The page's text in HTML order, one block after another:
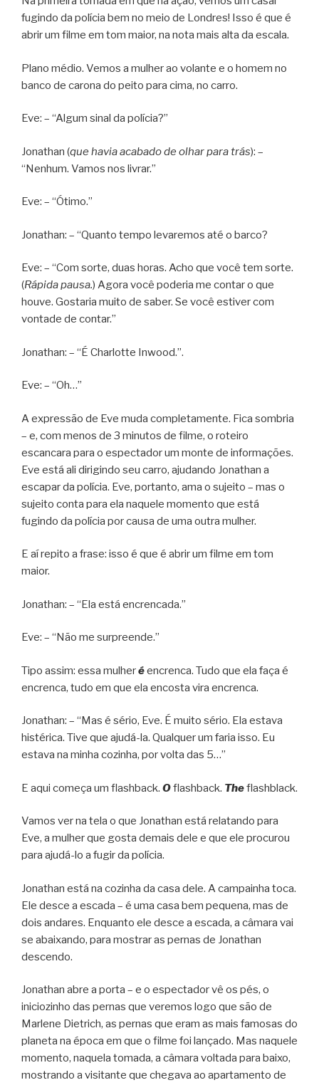
fugindo da polícia bem no meio de Londres! Isso é que é
abrir um filme em tom maior, na nota mais alta da escala.
Plano médio. Vemos a mulher ao volante e o homem no
banco de carona do peito para cima, no carro.
Eve: – “Algum sinal da polícia?”
Jonathan (que havia acabado de olhar para trás): –
“Nenhum. Vamos nos livrar.”
Eve: – “Ótimo.”
Jonathan: – “Quanto tempo levaremos até o barco?
Eve: – “Com sorte, duas horas. Acho que você tem sorte.
(Rápida pausa.) Agora você poderia me contar o que
houve. Gostaria muito de saber. Se você estiver com
vontade de contar.”
Jonathan: – “É Charlotte Inwood.”.
Eve: – “Oh…”
A expressão de Eve muda completamente. Fica sombria
– e, com menos de 3 minutos de filme, o roteiro
escancara para o espectador um monte de informações.
Eve está ali dirigindo seu carro, ajudando Jonathan a
escapar da polícia. Eve, portanto, ama o sujeito – mas o
sujeito conta para ela naquele momento que está
fugindo da polícia por causa de uma outra mulher.
E aí repito a frase: isso é que é abrir um filme em tom
maior.
Jonathan: – “Ela está encrencada.”
Eve: – “Não me surpreende.”
Tipo assim: essa mulheréencrenca. Tudo que ela faça é
encrenca, tudo em que ela encosta vira encrenca.
Jonathan: – “Mas é sério, Eve. É muito sério. Ela estava
histérica. Tive que ajudá-la. Qualquer um faria isso. Eu
estava na minha cozinha, por volta das 5…”
E aqui começa um flashback. Oflashback. Theflashblack.
Vamos ver na tela o que Jonathan está relatando para
Eve, a mulher que gosta demais dele e que ele procurou
para ajudá-lo a fugir da polícia.
Jonathan está na cozinha da casa dele. A campainha toca.
Ele desce a escada – é uma casa bem pequena, mas de
dois andares. Enquanto ele desce a escada, a câmara vai
se abaixando, para mostrar as pernas de Jonathan
descendo.
Jonathan abre a porta – e o espectador vê os pés, o
iniciozinho das pernas que veremos logo que são de
Marlene Dietrich, as pernas que eram as mais famosas do
planeta na época em que o filme foi lançado. Mas naquele
momento, naquela tomada, a câmara voltada para baixo,
mostrando a visitante que chegava ao apartamento de